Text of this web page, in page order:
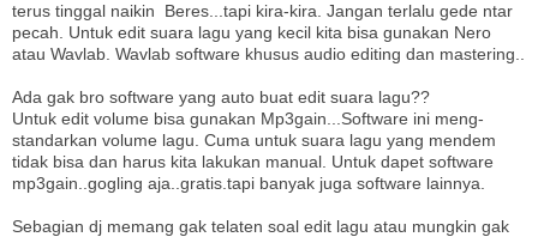
terus tinggal naikin Beres...tapi kira-kira. Jangan terlalu gede ntar
pecah. Untuk edit suara lagu yang kecil kita bisa gunakan Nero
atau Wavlab. Wavlab software khusus audio editing dan mastering..
Ada gak bro software yang auto buat edit suara lagu??
Untuk edit volume bisa gunakan Mp3gain...Software ini meng-
standarkan volume lagu. Cuma untuk suara lagu yang mendem
tidak bisa dan harus kita lakukan manual. Untuk dapet software
mp3gain..gogling aja..gratis.tapi banyak juga software lainnya.
Sebagian dj memang gak telaten soal edit lagu atau mungkin gak